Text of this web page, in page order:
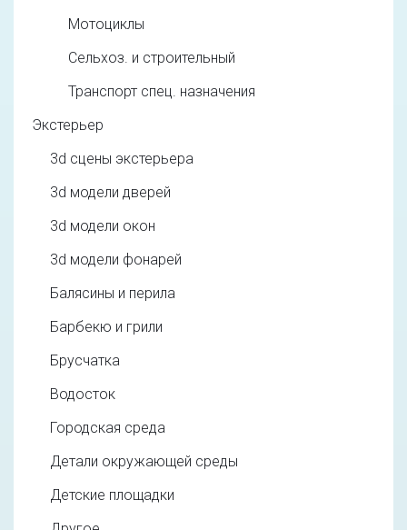
Мотоциклы
Сельхоз. и строительный
Транспорт спец. назначения
Экстерьер
3d cцены экстерьера
3d модели дверей
3d модели окон
3d модели фонарей
Балясины и перила
Барбекю и грили
Брусчатка
Водосток
Городская среда
Детали окружающей среды
Детские площадки